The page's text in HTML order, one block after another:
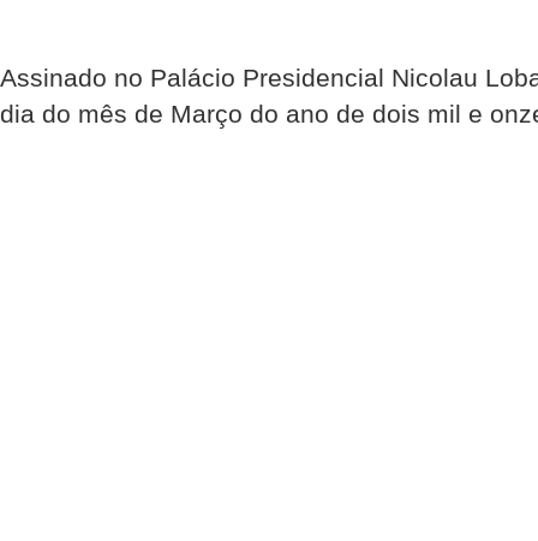
Assinado no Palácio Presidencial Nicolau
dia do mês de Março do ano de dois mil e